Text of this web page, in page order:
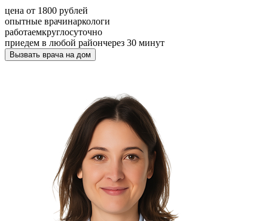
цена от 1800 рублей
опытные врачинаркологи
работаемкруглосуточно
приедем в любой райончерез 30 минут
Вызвать врача на дом